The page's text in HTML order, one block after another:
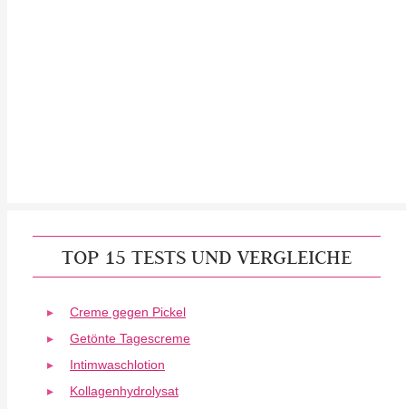
TOP 15 TESTS UND VERGLEICHE
Creme gegen Pickel
Getönte Tagescreme
Intimwaschlotion
Kollagenhydrolysat